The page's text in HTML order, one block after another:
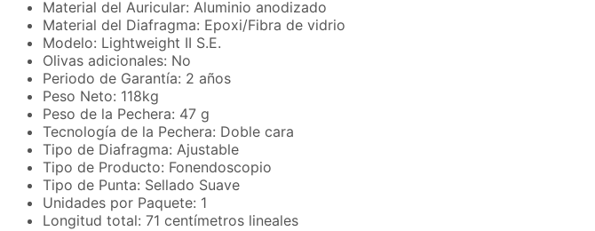
Material del Auricular: Aluminio anodizado
Material del Diafragma: Epoxi/Fibra de vidrio
Modelo: Lightweight II S.E.
Olivas adicionales: No
Periodo de Garantía: 2 años
Peso Neto: 118kg
Peso de la Pechera: 47 g
Tecnología de la Pechera: Doble cara
Tipo de Diafragma: Ajustable
Tipo de Producto: Fonendoscopio
Tipo de Punta: Sellado Suave
Unidades por Paquete: 1
Longitud total: 71 centímetros lineales